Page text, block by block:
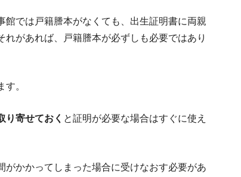
メルボルン留学で絶
オーストラリアの食習慣４つの
では戸籍謄本がなくても、出生証明書に両親
があれば、戸籍謄本が必ずしも必要ではあり
。
り寄せておく と証明が必要な場合はすぐに使え
かかってしまった場合に受けなおす必要があ